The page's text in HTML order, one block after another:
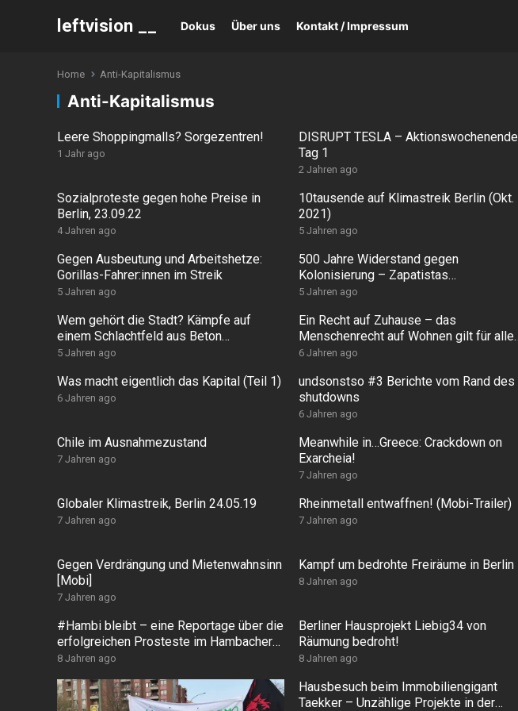
leftvision __ Dokus Über uns Kontakt / Impressum
Home Anti-Kapitalismus
Anti-Kapitalismus
Leere Shoppingmalls? Sorgezentren!
1 Jahr ago
DISRUPT TESLA – Aktionswochenende
Tag 1
2 Jahren ago
Sozialproteste gegen hohe Preise in
Berlin, 23.09.22
4 Jahren ago
10tausende auf Klimastreik Berlin (Okt.
2021)
5 Jahren ago
Gegen Ausbeutung und Arbeitshetze:
Gorillas-Fahrer:innen im Streik
5 Jahren ago
500 Jahre Widerstand gegen
Kolonisierung – Zapatistas
demonstrieren in Madrid
5 Jahren ago
Wem gehört die Stadt? Kämpfe auf
einem Schlachtfeld aus Beton
[GEGENLICHT Folge #2]
5 Jahren ago
Ein Recht auf Zuhause – das
Menschenrecht auf Wohnen gilt für alle
Menschen!
6 Jahren ago
Was macht eigentlich das Kapital (Teil 1)
6 Jahren ago
undsonstso #3 Berichte vom Rand des
shutdowns
6 Jahren ago
Chile im Ausnahmezustand
7 Jahren ago
Meanwhile in…Greece: Crackdown on
Exarcheia!
7 Jahren ago
Globaler Klimastreik, Berlin 24.05.19
7 Jahren ago
Rheinmetall entwaffnen! (Mobi-Trailer)
7 Jahren ago
Gegen Verdrängung und Mietenwahnsinn
[Mobi]
7 Jahren ago
Kampf um bedrohte Freiräume in Berlin
8 Jahren ago
#Hambi bleibt – eine Reportage über die
erfolgreichen Prosteste im Hambacher
Forst
8 Jahren ago
Berliner Hausprojekt Liebig34 von
Räumung bedroht!
8 Jahren ago
Hausbesuch beim Immobiliengigant
Taekker – Unzählige Projekte in der